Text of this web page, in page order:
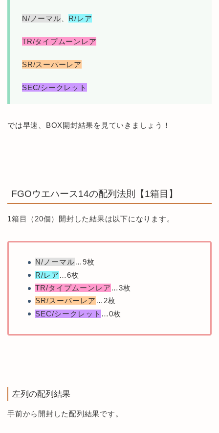
N/ノーマル R/レア
TR/タイプムーンレア
SR/スーパーレア
SEC/シークレット
では早速、BOX開封結果を見ていきましょう！
FGOウエハース14の配列法則【1箱目】
1箱目（20個）開封した結果は以下になります。
N/ノーマル…9枚
R/レア …6枚
TR/タイプムーンレア …3枚
SR/スーパーレア …2枚
SEC/シークレット …0枚
左列の配列結果
手前から開封した配列結果です。